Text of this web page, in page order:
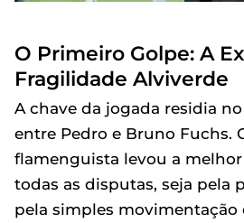
O Primeiro Golpe: A
Fragilidade Alviverde
A chave da jogada residia
entre Pedro e Bruno Fuchs.
flamenguista levou a
todas as disputas, seja pela
pela simples movimentação